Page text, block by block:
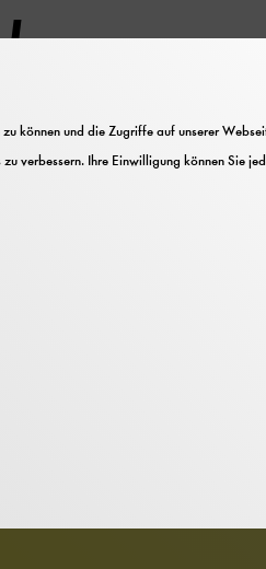
Gestaltung
für ihn ein Fest der
und Vermittlung
können und die Zugriffe auf unserer
verbessern. Ihre Einwilligung können Sie